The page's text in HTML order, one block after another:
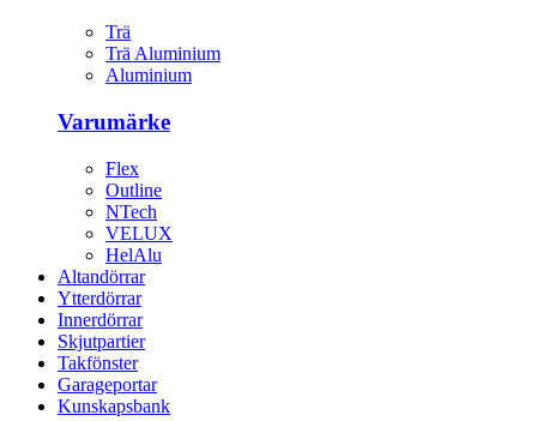
Trä
Trä Aluminium
Aluminium
Varumärke
Flex
Outline
NTech
VELUX
HelAlu
Altandörrar
Ytterdörrar
Innerdörrar
Skjutpartier
Takfönster
Garageportar
Kunskapsbank